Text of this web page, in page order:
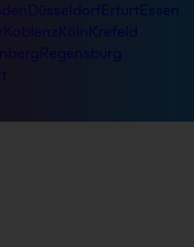
ErfurtEssen
Krefeld